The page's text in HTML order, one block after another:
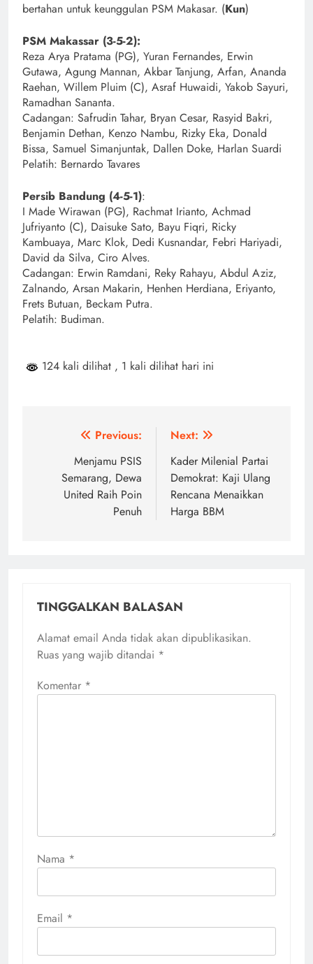
bertahan untuk keunggulan PSM Makasar. (Kun)
PSM Makassar (3-5-2):
Reza Arya Pratama (PG), Yuran Fernandes, Erwin
Gutawa, Agung Mannan, Akbar Tanjung, Arfan, Ananda
Raehan, Willem Pluim (C), Asraf Huwaidi, Yakob Sayuri,
Ramadhan Sananta.
Cadangan: Safrudin Tahar, Bryan Cesar, Rasyid Bakri,
Benjamin Dethan, Kenzo Nambu, Rizky Eka, Donald
Bissa, Samuel Simanjuntak, Dallen Doke, Harlan Suardi
Pelatih: Bernardo Tavares
Persib Bandung (4-5-1):
I Made Wirawan (PG), Rachmat Irianto, Achmad
Jufriyanto (C), Daisuke Sato, Bayu Fiqri, Ricky
Kambuaya, Marc Klok, Dedi Kusnandar, Febri Hariyadi,
David da Silva, Ciro Alves.
Cadangan: Erwin Ramdani, Reky Rahayu, Abdul Aziz,
Zalnando, Arsan Makarin, Henhen Herdiana, Eriyanto,
Frets Butuan, Beckam Putra.
Pelatih: Budiman.
124 kali dilihat , 1 kali dilihat hari ini
NavigasiPrevious:
Menjamu PSIS
Semarang, Dewa
United Raih Poin
Penuh
Next:
Kader Milenial Partai
Demokrat: Kaji Ulang
Rencana Menaikkan
Harga BBM
TINGGALKAN BALASAN
Alamat email Anda tidak akan dipublikasikan.
Ruas yang wajib ditandai *
Komentar *
Nama *
Email *